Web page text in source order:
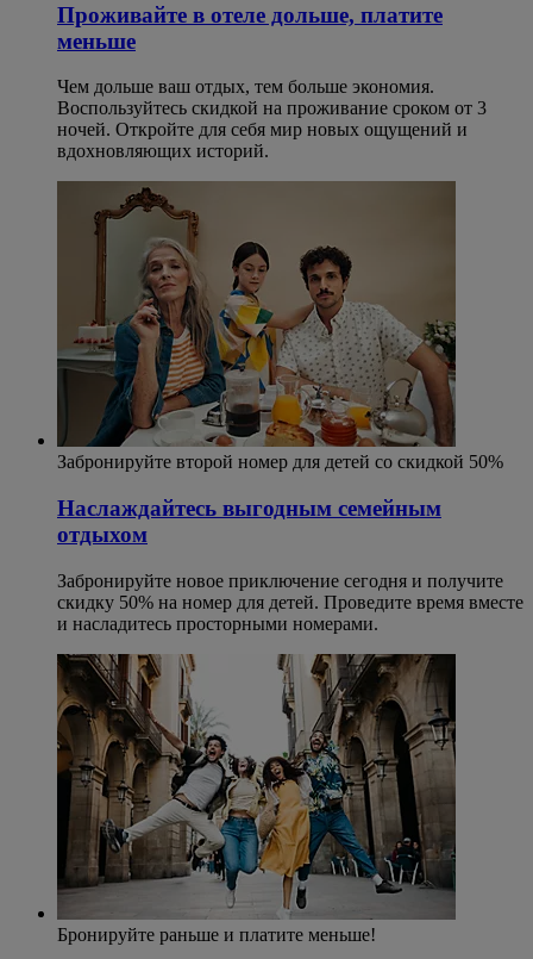
Проживайте в отеле дольше, платите
меньше
Чем дольше ваш отдых, тем больше экономия.
Воспользуйтесь скидкой на проживание сроком от 3
ночей. Откройте для себя мир новых ощущений и
вдохновляющих историй.
Забронируйте второй номер для детей со скидкой 50%
Наслаждайтесь выгодным семейным
отдыхом
Забронируйте новое приключение сегодня и получите
скидку 50% на номер для детей. Проведите время вместе
и насладитесь просторными номерами.
Бронируйте раньше и платите меньше!